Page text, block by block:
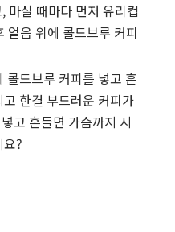
마실 때마다 먼저 유리컵
음 위에 콜드브루 커피
콜드브루 커피를 넣고 흔
한결 부드러운 커피가
고 흔들면 가슴까지 시
?